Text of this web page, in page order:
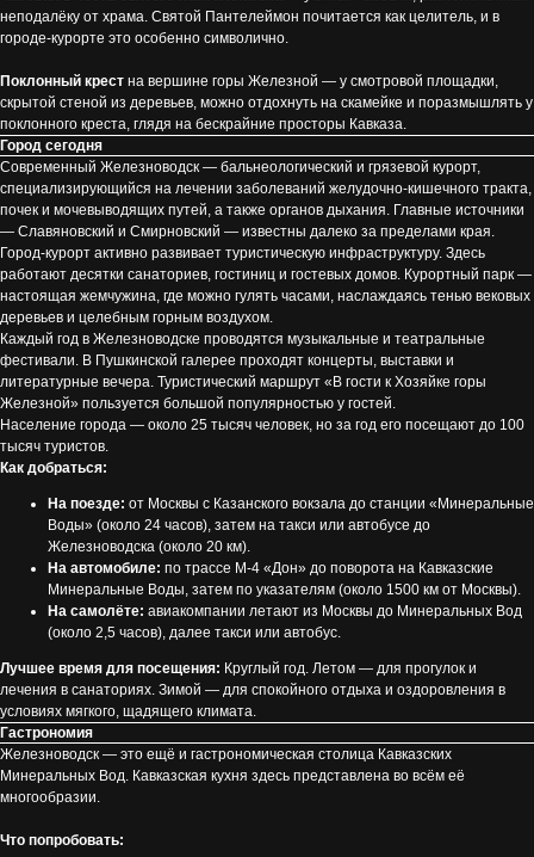
неподалёку от храма. Святой Пантелеймон почитается как целитель, и в
городе-курорте это особенно символично.
Поклонный крест на вершине горы Железной — у смотровой площадки,
скрытой стеной из деревьев, можно отдохнуть на скамейке и поразмышлять у
поклонного креста, глядя на бескрайние просторы Кавказа.
Город сегодня
Современный Железноводск — бальнеологический и грязевой курорт,
специализирующийся на лечении заболеваний желудочно-кишечного тракта,
почек и мочевыводящих путей, а также органов дыхания. Главные источники
— Славяновский и Смирновский — известны далеко за пределами края.
Город-курорт активно развивает туристическую инфраструктуру. Здесь
работают десятки санаториев, гостиниц и гостевых домов. Курортный парк —
настоящая жемчужина, где можно гулять часами, наслаждаясь тенью вековых
деревьев и целебным горным воздухом.
Каждый год в Железноводске проводятся музыкальные и театральные
фестивали. В Пушкинской галерее проходят концерты, выставки и
литературные вечера. Туристический маршрут «В гости к Хозяйке горы
Железной» пользуется большой популярностью у гостей.
Население города — около 25 тысяч человек, но за год его посещают до 100
тысяч туристов.
Как добраться:
На поезде: от Москвы с Казанского вокзала до станции «Минеральные
Воды» (около 24 часов), затем на такси или автобусе до
Железноводска (около 20 км).
На автомобиле: по трассе М-4 «Дон» до поворота на Кавказские
Минеральные Воды, затем по указателям (около 1500 км от Москвы).
На самолёте: авиакомпании летают из Москвы до Минеральных Вод
(около 2,5 часов), далее такси или автобус.
Лучшее время для посещения: Круглый год. Летом — для прогулок и
лечения в санаториях. Зимой — для спокойного отдыха и оздоровления в
условиях мягкого, щадящего климата.
Гастрономия
Железноводск — это ещё и гастрономическая столица Кавказских
Минеральных Вод. Кавказская кухня здесь представлена во всём её
многообразии.
Что попробовать: